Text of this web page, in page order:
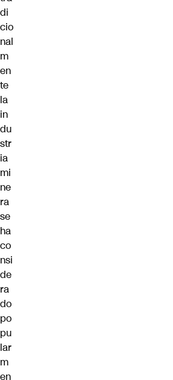
di
cio
nal
m
en
te
la
in
du
str
ia
mi
ne
ra
se
ha
co
nsi
de
ra
do
po
pu
lar
m
en